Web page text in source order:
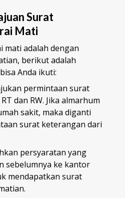
Surat
Mati
mati adalah dengan
berikut adalah
Anda ikuti:
permintaan surat
dan RW. Jika almarhum
sakit, maka diganti
surat keterangan dari
persyaratan yang
sebelumnya ke kantor
mendapatkan surat